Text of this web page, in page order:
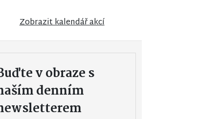
Zobrazit kalendář akcí
v obraze s
denním